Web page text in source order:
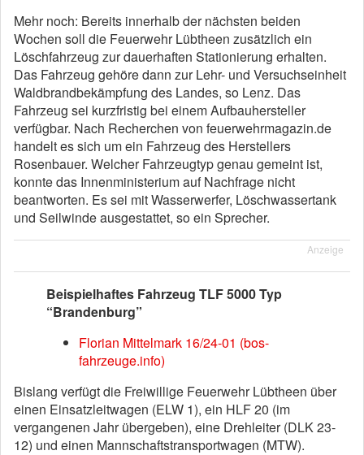
Mehr noch: Bereits innerhalb der nächsten beiden
Wochen soll die Feuerwehr Lübtheen zusätzlich ein
Löschfahrzeug zur dauerhaften Stationierung erhalten.
Das Fahrzeug gehöre dann zur Lehr- und Versuchseinheit
Waldbrandbekämpfung des Landes, so Lenz. Das
Fahrzeug sei kurzfristig bei einem Aufbauhersteller
verfügbar. Nach Recherchen von feuerwehrmagazin.de
handelt es sich um ein Fahrzeug des Herstellers
Rosenbauer. Welcher Fahrzeugtyp genau gemeint ist,
konnte das Innenministerium auf Nachfrage nicht
beantworten. Es sei mit Wasserwerfer, Löschwassertank
und Seilwinde ausgestattet, so ein Sprecher.
Anzeige
Beispielhaftes Fahrzeug TLF 5000 Typ
“Brandenburg”
Florian Mittelmark 16/24-01 (bos-
fahrzeuge.info)
Bislang verfügt die Freiwillige Feuerwehr Lübtheen über
einen Einsatzleitwagen (ELW 1), ein HLF 20 (im
vergangenen Jahr übergeben), eine Drehleiter (DLK 23-
12) und einen Mannschaftstransportwagen (MTW).